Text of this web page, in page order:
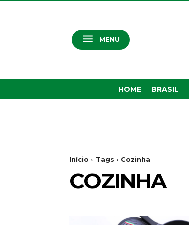
MENU
HOME BRASIL
Início Tags Cozinha
COZINHA